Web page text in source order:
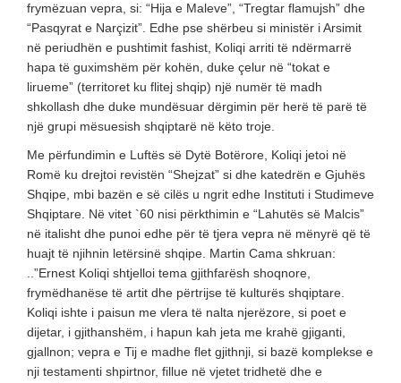
frymëzuan vepra, si: “Hija e Maleve”, “Tregtar flamujsh” dhe
“Pasqyrat e Narçizit”. Edhe pse shërbeu si ministër i Arsimit
në periudhën e pushtimit fashist, Koliqi arriti të ndërmarrë
hapa të guximshëm për kohën, duke çelur në “tokat e
lirueme” (territoret ku flitej shqip) një numër të madh
shkollash dhe duke mundësuar dërgimin për herë të parë të
një grupi mësuesish shqiptarë në këto troje.
Me përfundimin e Luftës së Dytë Botërore, Koliqi jetoi në
Romë ku drejtoi revistën “Shejzat” si dhe katedrën e Gjuhës
Shqipe, mbi bazën e së cilës u ngrit edhe Instituti i Studimeve
Shqiptare. Në vitet `60 nisi përkthimin e “Lahutës së Malcis”
në italisht dhe punoi edhe për të tjera vepra në mënyrë që të
huajt të njihnin letërsinë shqipe. Martin Cama shkruan:
..”Ernest Koliqi shtjelloi tema gjithfarësh shoqnore,
frymëdhanëse të artit dhe përtrijse të kulturës shqiptare.
Koliqi ishte i paisun me vlera të nalta njerëzore, si poet e
dijetar, i gjithanshëm, i hapun kah jeta me krahë gjiganti,
gjallnon; vepra e Tij e madhe flet gjithnji, si bazë komplekse e
nji testamenti shpirtnor, fillue në vjetet tridhetë dhe e